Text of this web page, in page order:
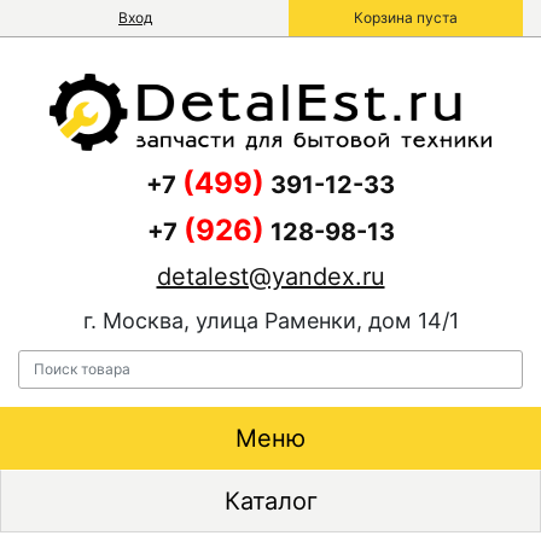
Вход Корзина пуста
+7 (499) 391-12-33
+7 (926) 128-98-13
detalest@yandex.ru
г. Москва, улица Раменки, дом 14/1
Меню
Каталог